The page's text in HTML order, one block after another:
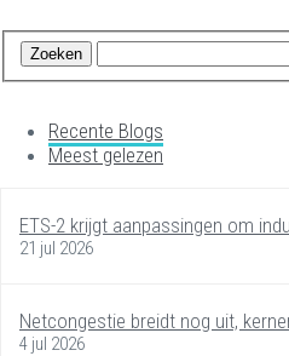
Recente Blogs
Meest gelezen
ETS-2 krijgt aanpassingen om
21 jul 2026
Netcongestie breidt nog uit,
4 jul 2026